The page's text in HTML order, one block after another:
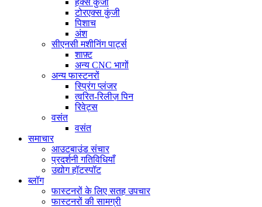
हेक्स कुंजी
टोरएक्स कुंजी
पिशाच
अंश
सीएनसी मशीनिंग पार्ट्स
शाफ़्ट
अन्य CNC भागों
अन्य फास्टनरों
स्प्रिंग प्लंजर
त्वरित-रिलीज़ पिन
रिवेट्स
वसंत
वसंत
समाचार
आउटबाउंड संचार
प्रदर्शनी गतिविधियाँ
उद्योग हॉटस्पॉट
ब्लॉग
फास्टनरों के लिए सतह उपचार
फास्टनरों की सामग्री